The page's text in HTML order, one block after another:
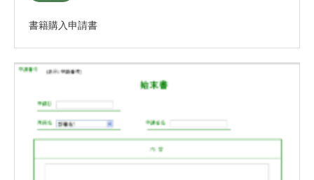
書籍購入申請書